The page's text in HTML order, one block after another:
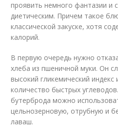
проявить немного фантазии и
диетическим. Причем такое
классической закуске, хотя
калорий.
В первую очередь нужно
хлеба из пшеничной муки. Он
высокий гликемический
количество быстрых
бутерброда можно
цельнозерновую, отрубную и
лаваш.